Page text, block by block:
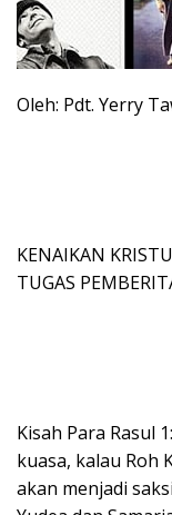
Oleh: Pdt. Yerry
KENAIKAN
TUGAS
Kisah Para Rasul
kuasa, kalau Roh
akan menjadi